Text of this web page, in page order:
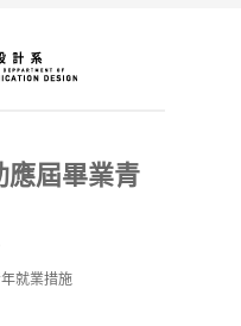
屆畢業青